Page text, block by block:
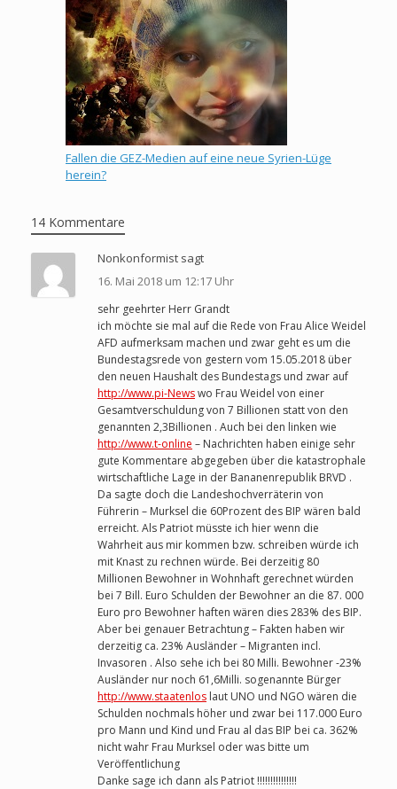
Fallen die GEZ-Medien auf eine neue Syrien-Lüge
herein?
14 Kommentare
Nonkonformist sagt
16. Mai 2018 um 12:17 Uhr
sehr geehrter Herr Grandt
ich möchte sie mal auf die Rede von Frau Alice Weidel
AFD aufmerksam machen und zwar geht es um die
Bundestagsrede von gestern vom 15.05.2018 über
den neuen Haushalt des Bundestags und zwar auf
http://www.pi-Newswo Frau Weidel von einer
Gesamtverschuldung von 7 Billionen statt von den
genannten 2,3Billionen . Auch bei den linken wie
http://www.t-online – Nachrichten haben einige sehr
gute Kommentare abgegeben über die katastrophale
wirtschaftliche Lage in der Bananenrepublik BRVD .
Da sagte doch die Landeshochverräterin von
Führerin – Murksel die 60Prozent des BIP wären bald
erreicht. Als Patriot müsste ich hier wenn die
Wahrheit aus mir kommen bzw. schreiben würde ich
mit Knast zu rechnen würde. Bei derzeitig 80
Millionen Bewohner in Wohnhaft gerechnet würden
bei 7 Bill. Euro Schulden der Bewohner an die 87. 000
Euro pro Bewohner haften wären dies 283% des BIP.
Aber bei genauer Betrachtung – Fakten haben wir
derzeitig ca. 23% Ausländer – Migranten incl.
Invasoren . Also sehe ich bei 80 Milli. Bewohner -23%
Ausländer nur noch 61,6Milli. sogenannte Bürger
http://www.staatenlos laut UNO und NGO wären die
Schulden nochmals höher und zwar bei 117.000 Euro
pro Mann und Kind und Frau al das BIP bei ca. 362%
nicht wahr Frau Murksel oder was bitte um
Veröffentlichung
Danke sage ich dann als Patriot !!!!!!!!!!!!!!!